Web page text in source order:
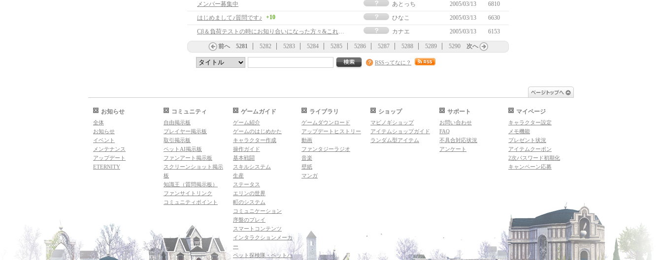
メンバー募集中
あとっち 2005/03/13
6810
はじめまして♪質問です♪
+10 ひなこ 2005/03/13
6630
Cβ＆負荷テストの時にお知り合いになった方々&これからお知り合いになる方々へ＾＾
カナエ 2005/03/13 6153
前へ 5281 5282 5283 5284 5285 5286 5287 5288 5289 5290 次へ
RSSってなに？
お知らせ
全体
お知らせ
イベント
メンテナンス
アップデート
ETERNITY
コミュニティ
自由掲示板
プレイヤー掲示板
取引掲示板
ペットAI掲示板
ファンアート掲示板
スクリーンショット掲示
板
知識王（質問掲示板）
ファンサイトリンク
コミュニティポイント
ゲームガイド
ゲーム紹介
ゲームのはじめかた
キャラクター作成
操作ガイド
基本戦闘
スキルシステム
生産
ステータス
エリンの世界
町のシステム
コミュニケーション
序盤のプレイ
スマートコンテンツ
インタラクションメーカ
ー
ペット探検隊・ペットハ
ライブラリ
ゲームダウンロード
アップデートヒストリー
動画
ファンタジーラジオ
音楽
壁紙
マンガ
ショップ
マビノギショップ
アイテムショップガイド
ランダム型アイテム
サポート
お問い合わせ
FAQ
不具合対応状況
アンケート
マイページ
キャラクター設定
メモ機能
プレゼント状況
アイテムクーポン
2次パスワード初期化
キャンペーン応募